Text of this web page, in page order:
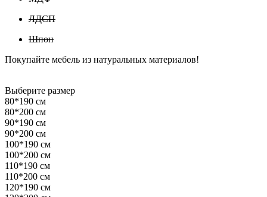
ЛДСП
Шпон
Покупайте мебель из натуральных материалов!
Выберите размер
80*190 см
80*200 см
90*190 см
90*200 см
100*190 см
100*200 см
110*190 см
110*200 см
120*190 см